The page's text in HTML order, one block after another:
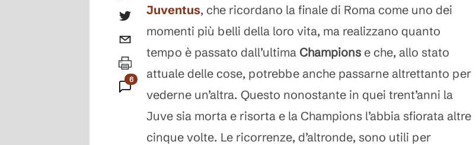
6
Commenti
Juventus, che ricordano la finale di Roma come uno dei
momenti più belli della loro vita, ma realizzano quanto
tempo è passato dall’ultima Champions e che, allo stato
attuale delle cose, potrebbe anche passarne altrettanto per
vederne un’altra. Questo nonostante in quei trent’anni la
Juve sia morta e risorta e la Champions l’abbia sfiorata altre
cinque volte. Le ricorrenze, d’altronde, sono utili per